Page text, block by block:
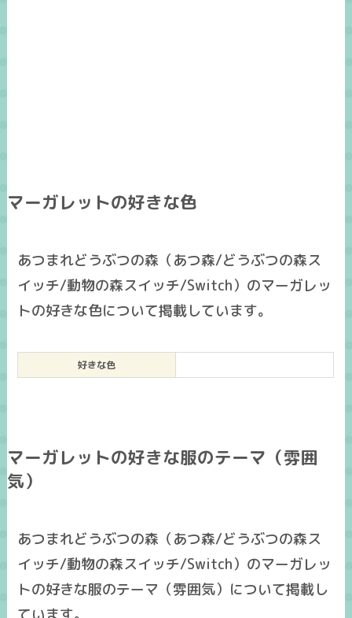
マーガレットの好きな色
あつまれどうぶつの森（あつ森/どうぶつの森ス
イッチ/動物の森スイッチ/Switch）のマーガレッ
トの好きな色について掲載しています。
好きな色
マーガレットの好きな服のテーマ（雰囲
気）
あつまれどうぶつの森（あつ森/どうぶつの森ス
イッチ/動物の森スイッチ/Switch）のマーガレッ
トの好きな服のテーマ（雰囲気）について掲載し